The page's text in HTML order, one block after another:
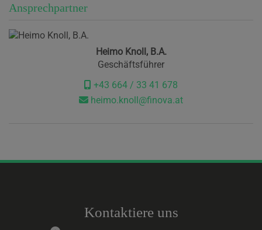
Ansprechpartner
Heimo Knoll, B.A.
Geschäftsführer
+43 664 / 33 41 678
heimo.knoll@finova.at
Kontaktiere uns